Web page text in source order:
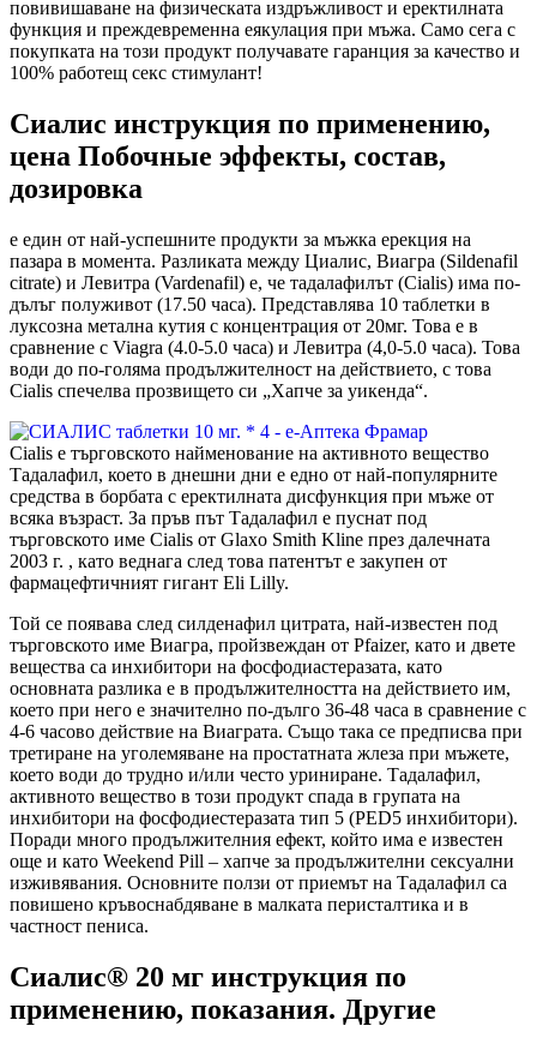
повивишаване на физическата издръжливост и еректилната
функция и преждевременна еякулация при мъжа. Само сега с
покупката на този продукт получавате гаранция за качество и
100% работещ секс стимулант!
Сиалис инструкция по применению,
цена Побочные эффекты, состав,
дозировка
е един от най-успешните продукти за мъжка ерекция на
пазара в момента. Разликата между Циалис, Виагра (Sildenafil
citrate) и Левитра (Vardenafil) е, че тадалафилът (Cialis) има по-
дълъг полуживот (17.50 часа). Представлява 10 таблетки в
луксозна метална кутия с концентрация от 20мг. Това е в
сравнение с Viagra (4.0-5.0 часа) и Левитра (4,0-5.0 часа). Това
води до по-голяма продължителност на действието, с това
Cialis спечелва прозвището си „Хапче за уикенда“.
Cialis е търговското найменование на активното вещество
Тадалафил, което в днешни дни е едно от най-популярните
средства в борбата с еректилната дисфункция при мъже от
всяка възраст. За пръв път Тадалафил е пуснат под
търговското име Cialis от Glaxo Smith Kline през далечната
2003 г. , като веднага след това патентът е закупен от
фармацефтичният гигант Eli Lilly.
Той се появава след силденафил цитрата, най-известен под
търговското име Виагра, пройзвеждан от Pfaizer, като и двете
вещества са инхибитори на фосфодиастеразата, като
основната разлика е в продължителността на действието им,
което при него е значително по-дълго 36-48 часа в сравнение с
4-6 часово действие на Виаграта. Също така се предписва при
третиране на уголемяване на простатната жлеза при мъжете,
което води до трудно и/или често уриниране. Тадалафил,
активното вещество в този продукт спада в групата на
инхибитори на фосфодиестеразата тип 5 (PED5 инхибитори).
Поради много продължителния ефект, който има е известен
още и като Weekend Pill – хапче за продължителни сексуални
изживявания. Основните ползи от приемът на Тадалафил са
повишено кръвоснабдяване в малката перисталтика и в
частност пениса.
Сиалис® 20 мг инструкция по
применению, показания. Другие